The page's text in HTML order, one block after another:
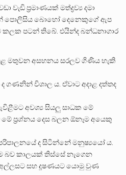
වැඩි ප්‍රමාණයක් මත්ද්‍රව්‍ය දමා
පොලිසිය බොහෝ දෙනෙකුගේ ඇප
පටන් තිබේ. එයින්ද බන්ධනාගාර
මතුවන අසහනය සරලව ගිණිය හැකි
ගණනින් විශාල ය. ඒවාට අදාළ දත්තද
අවශ්‍ය සියලු සාධක මේ
ප්‍රශ්නය දෙස බලන ඕනෑම අයෙකු
ද සිටින්නේ මනුෂ්‍යයෝ ය.
බව කාලයක් තිස්සේ නැගෙන
අල්ලසට සහ දූෂණයට යොමු වුණ